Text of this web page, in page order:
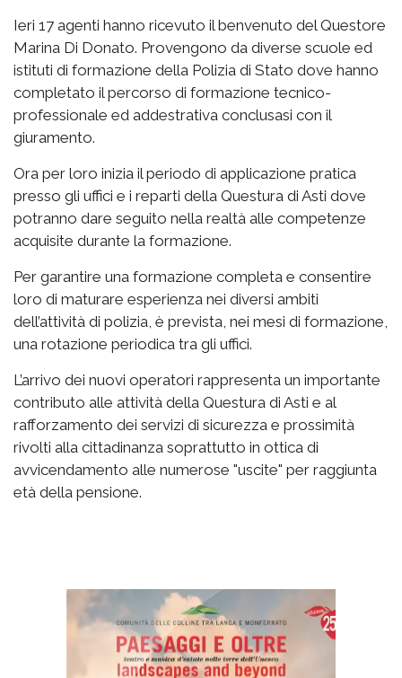
Ieri 17 agenti hanno ricevuto il benvenuto del Questore
Marina Di Donato. Provengono da diverse scuole ed
istituti di formazione della Polizia di Stato dove hanno
completato il percorso di formazione tecnico-
professionale ed addestrativa conclusasi con il
giuramento.
Ora per loro inizia il periodo di applicazione pratica
presso gli uffici e i reparti della Questura di Asti dove
potranno dare seguito nella realtà alle competenze
acquisite durante la formazione.
Per garantire una formazione completa e consentire
loro di maturare esperienza nei diversi ambiti
dell’attività di polizia, è prevista, nei mesi di formazione,
una rotazione periodica tra gli uffici.
L’arrivo dei nuovi operatori rappresenta un importante
contributo alle attività della Questura di Asti e al
rafforzamento dei servizi di sicurezza e prossimità
rivolti alla cittadinanza soprattutto in ottica di
avvicendamento alle numerose "uscite" per raggiunta
età della pensione.